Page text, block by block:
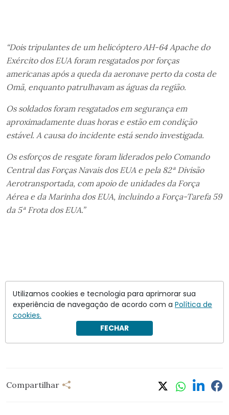
“Dois tripulantes de um helicóptero AH-64 Apache do
Exército dos EUA foram resgatados por forças
americanas após a queda da aeronave perto da costa de
Omã, enquanto patrulhavam as águas da região.
Os soldados foram resgatados em segurança em
aproximadamente duas horas e estão em condição
estável. A causa do incidente está sendo investigada.
Os esforços de resgate foram liderados pelo Comando
Central das Forças Navais dos EUA e pela 82ª Divisão
Aerotransportada, com apoio de unidades da Força
Aérea e da Marinha dos EUA, incluindo a Força-Tarefa 59
da 5ª Frota dos EUA.”
Compartilhar
Utilizamos cookies e tecnologia para aprimorar sua
experiência de navegação de acordo com a Política de
cookies.
FECHAR